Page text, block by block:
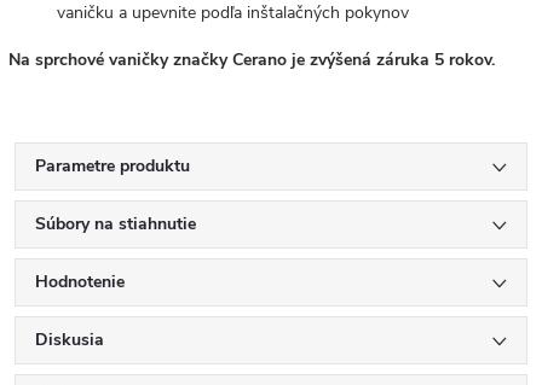
vaničku a upevnite podľa inštalačných pokynov
Na sprchové vaničky značky Cerano je zvýšená záruka 5 rokov.
Parametre produktu
Súbory na stiahnutie
Hodnotenie
Diskusia